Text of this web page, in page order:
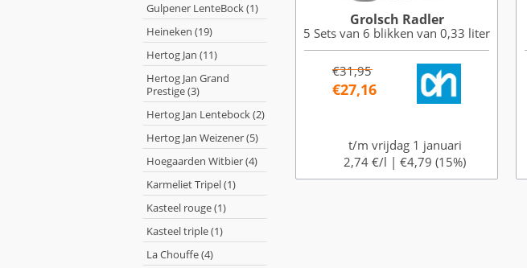
Gulpener LenteBock (1)
Heineken (19)
Hertog Jan (11)
Hertog Jan Grand
Prestige (3)
Hertog Jan Lentebock (2)
Hertog Jan Weizener (5)
Hoegaarden Witbier (4)
Karmeliet Tripel (1)
Kasteel rouge (1)
Kasteel triple (1)
La Chouffe (4)
Grolsch Radler
5 Sets van 6 blikken van 0,33 liter
€31,95
€27,16
t/m vrijdag 1 januari
2,74 €/l | €4,79 (15%)